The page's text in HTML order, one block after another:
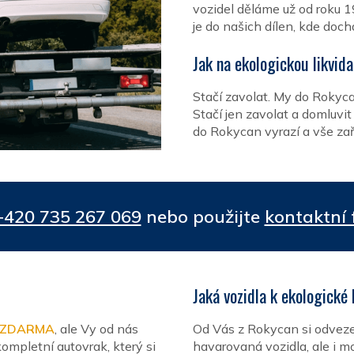
vozidel děláme už od roku
je do našich dílen, kde
Jak na ekologickou
Stačí zavolat. My do
Stačí jen zavolat a
do Rokycan vyrazí a vše
735 267 069nebo použijte kontaktní
, ale Vy od nás
autovrak, který si
Jaká vozidla k
Od Vás z Rokycan si
havarovaná vozidla, ale i